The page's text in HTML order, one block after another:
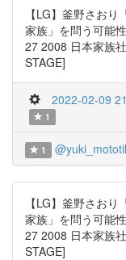
【LG】釜野さお
家族」を問う可能
27 2008 日本家族
STAGE]
2022-02-09
1
1
【LG】釜野さお
家族」を問う可能
27 2008 日本家族
STAGE]